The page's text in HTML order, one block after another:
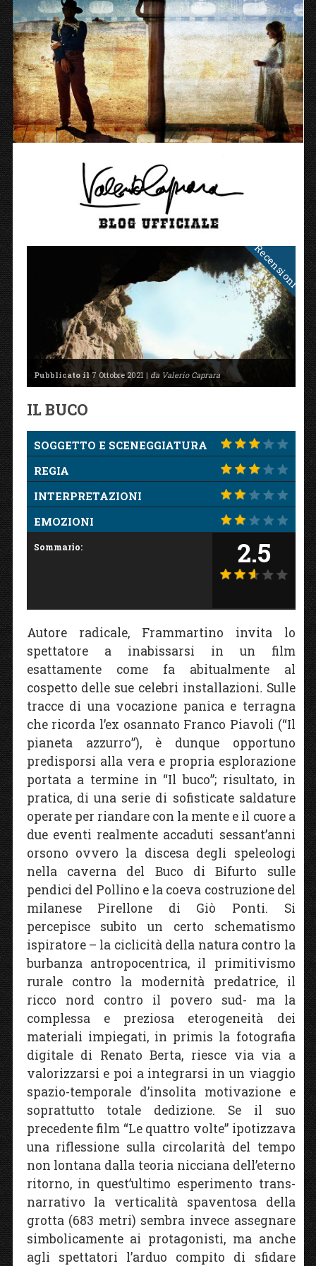
Recensioni
Pubblicato il7 Ottobre 2021 | da Valerio Caprara
IL BUCO
SOGGETTO E SCENEGGIATURA
REGIA
INTERPRETAZIONI
EMOZIONI
Sommario: 2.5
Autore radicale, Frammartino invita lo
spettatore a inabissarsi in un film
esattamente come fa abitualmente al
cospetto delle sue celebri installazioni.Sulle
tracce di una vocazione panica e terragna
che ricorda l’ex osannato Franco Piavoli (“Il
pianeta azzurro”), è dunque opportuno
predisporsi alla vera e propria esplorazione
portata a termine in “Il buco”; risultato, in
pratica, di una serie di sofisticate saldature
operate per riandare con la mente e il cuore a
due eventi realmente accaduti sessant’anni
orsono ovvero la discesa degli speleologi
nella caverna del Buco di Bifurto sulle
pendici del Pollino e la coeva costruzione del
milanese Pirellone di Giò Ponti. Si
percepisce subito un certo schematismo
ispiratore – la ciclicità della natura contro la
burbanza antropocentrica, il primitivismo
rurale contro la modernità predatrice, il
ricco nord contro il povero sud- ma la
complessa e preziosa eterogeneità dei
materiali impiegati, in primis la fotografia
digitale di Renato Berta, riesce via via a
valorizzarsi e poi a integrarsi in un viaggio
spazio-temporale d’insolita motivazione e
soprattutto totale dedizione. Se il suo
precedente film “Le quattro volte” ipotizzava
una riflessione sulla circolarità del tempo
non lontana dalla teoria nicciana dell’eterno
ritorno, in quest’ultimo esperimento trans-
narrativo la verticalità spaventosa della
grotta (683 metri) sembra invece assegnare
simbolicamente ai protagonisti, ma anche
agli spettatori l’arduo compito di sfidare